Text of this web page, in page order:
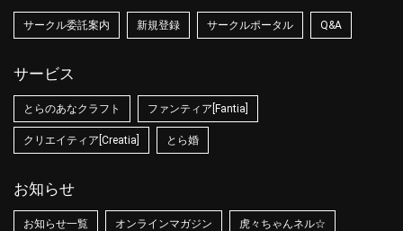
サークル委託案内 新規登録 サークルポータル Q&A
サービス
とらのあなクラフト ファンティア[Fantia]
クリエイティア[Creatia] とら婚
お知らせ
お知らせ一覧 オンラインマガジン 虎々ちゃんネル☆